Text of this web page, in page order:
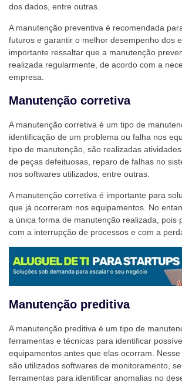
dos dados, entre outras.
A manutenção preventiva é recomendada
futuros e garantir o melhor desempenho dos
importante ressaltar que a manutenção
realizada regularmente, de acordo com a
empresa.
Manutenção corretiva
A manutenção corretiva é um tipo de
identificação de um problema ou falha nos
tipo de manutenção, são realizadas
de peças defeituosas, reparo de falhas no
nos softwares utilizados, entre outras.
A manutenção corretiva é importante para
que já ocorreram nos equipamentos. No
a única forma de manutenção realizada, pois
com a interrupção de processos e com a
Manutenção preditiva
A manutenção preditiva é um tipo de
ferramentas e técnicas para identificar
equipamentos antes que elas ocorram. Nesse
são utilizados softwares de monitoramento,
ferramentas para identificar anomalias no